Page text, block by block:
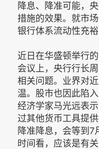
降息、降准可能，
措施的效果。就市
银行体系流动性充
近日在华盛顿举行
会议上，央行行长
相关问题。业界对
温。股市也因此陷入
经济学家马光远表
过其他货币工具提
降准降息，会等到7
时间看，应该是有